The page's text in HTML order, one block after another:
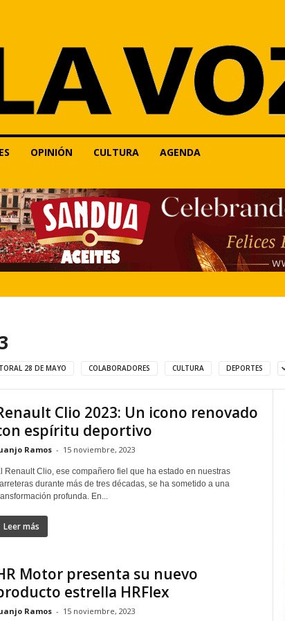
OPINIÓN CULTURA AGENDA
28 DE MAYO COLABORADORES CULTURA DEPORTES
Clio 2023: Un icono renovado
espíritu deportivo
Ramos - 15 noviembre, 2023
Renault Clio, ese compañero fiel que ha estado en nuestras
durante más de tres décadas, se ha sometido a una
profunda. En...
Leer más
Motor presenta su nuevo
estrella HRFlex
Ramos - 15 noviembre, 2023